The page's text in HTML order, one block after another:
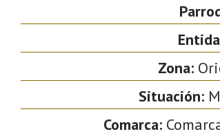
Zona:
Situación:
Comarca: